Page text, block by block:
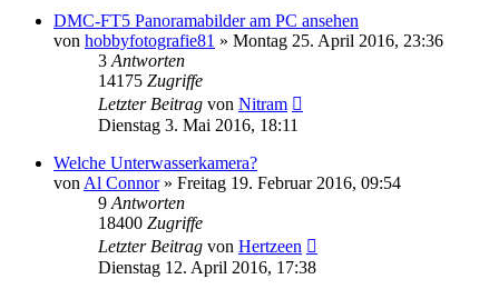
DMC-FT5 Panoramabilder am PC ansehen
von hobbyfotografie81 » Montag 25. April 2016, 23:36
3 Antworten
14175 Zugriffe
Letzter Beitrag von Nitram
Dienstag 3. Mai 2016, 18:11
Welche Unterwasserkamera?
von Al Connor» Freitag 19. Februar 2016, 09:54
9 Antworten
18400 Zugriffe
Letzter Beitrag von Hertzeen
Dienstag 12. April 2016, 17:38